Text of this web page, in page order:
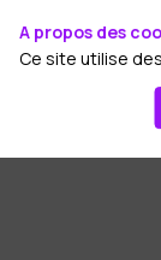
A propos des
Ce site utilise